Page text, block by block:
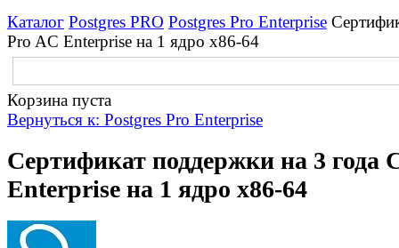
Каталог Postgres PRO Postgres Pro Enterprise
Pro AC Enterprise на 1 ядро x86-64
Корзина пуста
Вернуться к: Postgres Pro Enterprise
Сертификат поддержки на 3 года
Enterprise на 1 ядро x86-64